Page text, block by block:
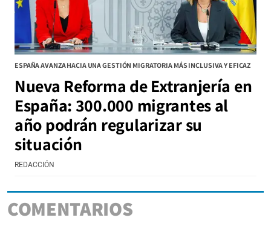
ESPAÑA AVANZA HACIA UNA GESTIÓN MIGRATORIA MÁS INCLUSIVA Y EFICAZ
Nueva Reforma de Extranjería en
España: 300.000 migrantes al
año podrán regularizar su
situación
REDACCIÓN
COMENTARIOS